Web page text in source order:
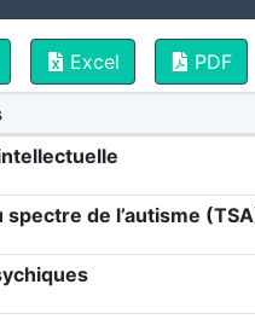
Excel PDF
spectre de l’autisme